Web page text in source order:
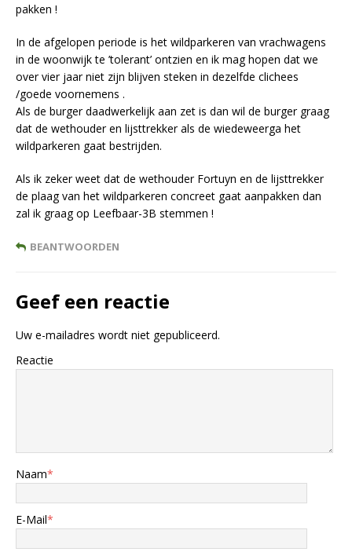
pakken !
In de afgelopen periode is het wildparkeren van vrachwagens
in de woonwijk te ’tolerant’ ontzien en ik mag hopen dat we
over vier jaar niet zijn blijven steken in dezelfde clichees
/goede voornemens .
Als de burger daadwerkelijk aan zet is dan wil de burger graag
dat de wethouder en lijsttrekker als de wiedeweerga het
wildparkeren gaat bestrijden.
Als ik zeker weet dat de wethouder Fortuyn en de lijsttrekker
de plaag van het wildparkeren concreet gaat aanpakken dan
zal ik graag op Leefbaar-3B stemmen !
BEANTWOORDEN
Geef een reactie
Uw e-mailadres wordt niet gepubliceerd.
Reactie
Naam*
E-Mail*